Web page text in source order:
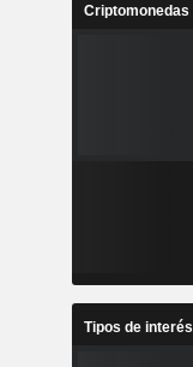
Criptomonedas
Tipos de interés